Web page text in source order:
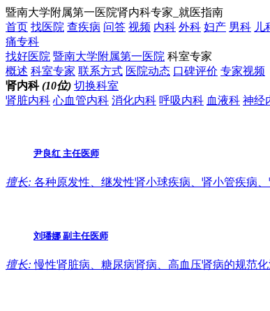
暨南大学附属第一医院肾内科专家_就医指南
首页 找医院 查疾病 问答 视频 内科 外科 妇产 男科 儿
痛专科
找好医院 暨南大学附属第一医院 科室专家
概述 科室专家 联系方式 医院动态 口碑评价 专家视频
肾内科(10位) 切换科室
肾脏内科 心血管内科 消化内科 呼吸内科 血液科 神经
尹良红 主任医师
擅长: 各种原发性、继发性肾小球疾病、肾小管疾病
刘璠娜 副主任医师
擅长: 慢性肾脏病、糖尿病肾病、高血压肾病的规范